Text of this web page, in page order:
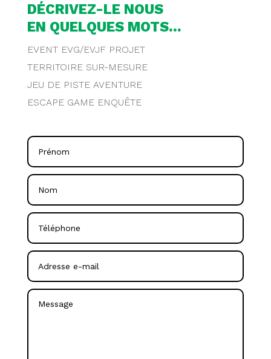
DÉCRIVEZ-LE NOUS
EN QUELQUES MOTS...
EVENT EVG/EVJF PROJET
TERRITOIRE SUR-MESURE
JEU DE PISTE AVENTURE
ESCAPE GAME ENQUÊTE